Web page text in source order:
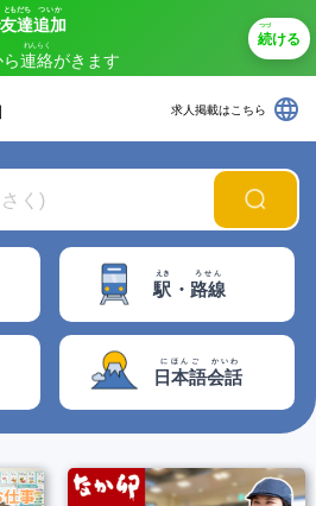
友達
ともだち
追加
ついか
連絡
れんらく
がきます
続
つづ
ける
求人掲載はこちら language
駅
えき
・ 路線
ろせん
日本語
にほんご
会話
かいわ